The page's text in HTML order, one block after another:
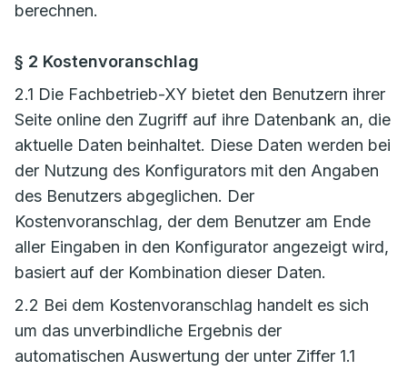
berechnen.
§ 2 Kostenvoranschlag
2.1 Die Fachbetrieb-XY bietet den Benutzern ihrer
Seite online den Zugriff auf ihre Datenbank an, die
aktuelle Daten beinhaltet. Diese Daten werden bei
der Nutzung des Konfigurators mit den Angaben
des Benutzers abgeglichen. Der
Kostenvoranschlag, der dem Benutzer am Ende
aller Eingaben in den Konfigurator angezeigt wird,
basiert auf der Kombination dieser Daten.
2.2 Bei dem Kostenvoranschlag handelt es sich
um das unverbindliche Ergebnis der
automatischen Auswertung der unter Ziffer 1.1